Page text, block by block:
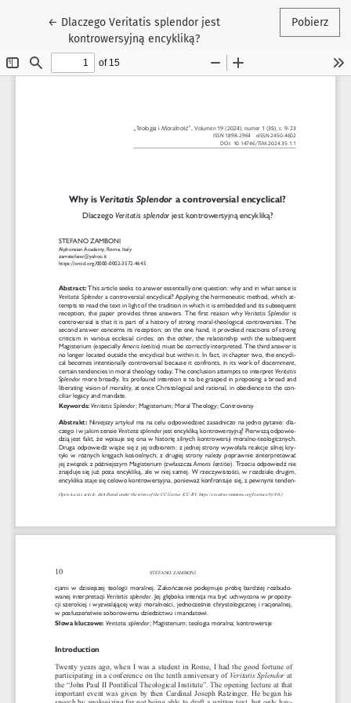
← Wróć do szczegółów artykułu
Dlaczego Veritatis splendor jest
kontrowersyjną encykliką?
Pobierz